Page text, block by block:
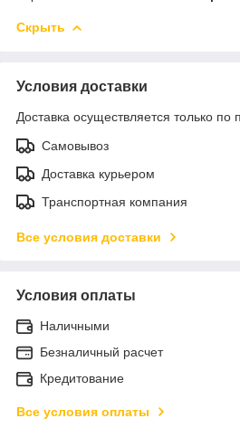
Скрыть
Условия доставки
Доставка осуществляется только по
Самовывоз
Доставка курьером
Транспортная компания
Все условия доставки
Условия оплаты
Наличными
Безналичный расчет
Кредитование
Все условия оплаты